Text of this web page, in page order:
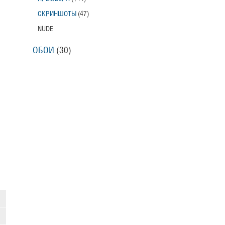
СКРИНШОТЫ (47)
NUDE
ОБОИ (30)